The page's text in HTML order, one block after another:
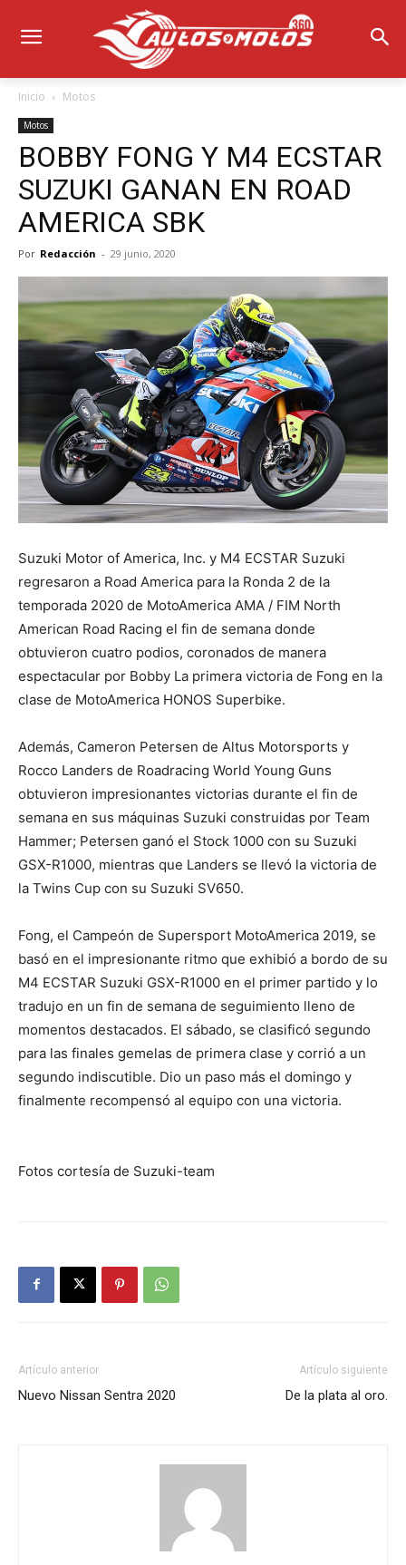
Inicio Motos
Motos
BOBBY FONG Y M4 ECSTAR
SUZUKI GANAN EN ROAD
AMERICA SBK
Por Redacción - 29 junio, 2020
Suzuki Motor of America, Inc. y M4 ECSTAR Suzuki
regresaron a Road America para la Ronda 2 de la
temporada 2020 de MotoAmerica AMA / FIM North
American Road Racing el fin de semana donde
obtuvieron cuatro podios, coronados de manera
espectacular por Bobby La primera victoria de Fong en la
clase de MotoAmerica HONOS Superbike.
Además, Cameron Petersen de Altus Motorsports y
Rocco Landers de Roadracing World Young Guns
obtuvieron impresionantes victorias durante el fin de
semana en sus máquinas Suzuki construidas por Team
Hammer; Petersen ganó el Stock 1000 con su Suzuki
GSX-R1000, mientras que Landers se llevó la victoria de
la Twins Cup con su Suzuki SV650.
Fong, el Campeón de Supersport MotoAmerica 2019, se
basó en el impresionante ritmo que exhibió a bordo de su
M4 ECSTAR Suzuki GSX-R1000 en el primer partido y lo
tradujo en un fin de semana de seguimiento lleno de
momentos destacados. El sábado, se clasificó segundo
para las finales gemelas de primera clase y corrió a un
segundo indiscutible. Dio un paso más el domingo y
finalmente recompensó al equipo con una victoria.
Fotos cortesía de Suzuki-team
Artículo anterior
Nuevo Nissan Sentra 2020
Artículo siguiente
De la plata al oro.